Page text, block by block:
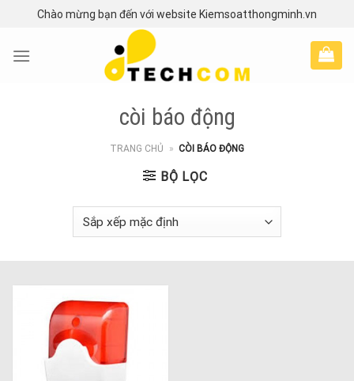
content
Chào mừng bạn đến với website Kiemsoatthongminh.vn
còi báo động
TRANG CHỦ » CÒI BÁO ĐỘNG
BỘ LỌC